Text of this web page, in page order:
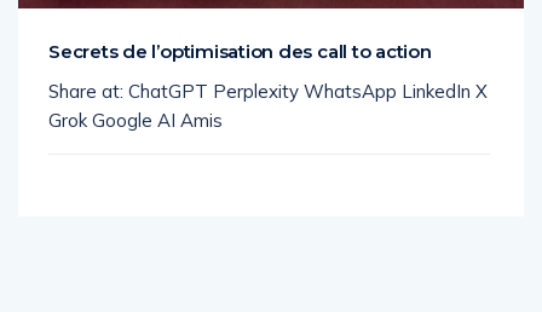
Secrets de l’optimisation des call to action
Share at: ChatGPT Perplexity WhatsApp LinkedIn X
Grok Google AI Amis